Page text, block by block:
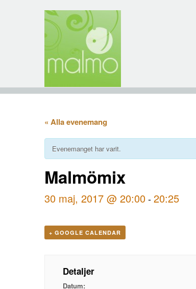
« Alla evenemang
Evenemanget har varit.
Malmömix
30 maj, 2017 @ 20:00-20:25
+ GOOGLE CALENDAR
Detaljer
Datum: